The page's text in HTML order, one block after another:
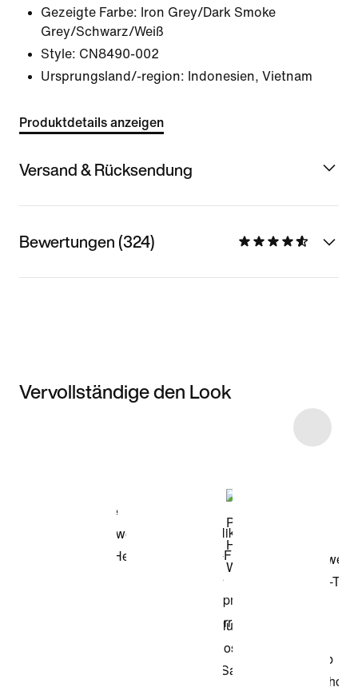
Gezeigte Farbe: Iron Grey/Dark Smoke
Grey/Schwarz/Weiß
Style: CN8490-002
Ursprungsland/-region: Indonesien, Vietnam
Produktdetails anzeigen
Versand & Rücksendung
Bewertungen (324)
Vervollständige den Look